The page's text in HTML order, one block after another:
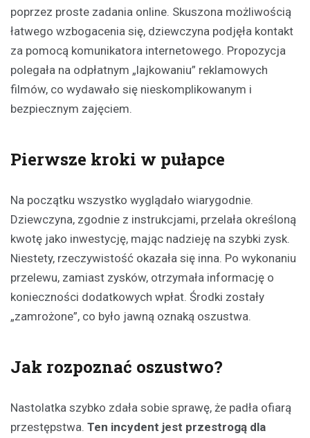
poprzez proste zadania online. Skuszona możliwością
łatwego wzbogacenia się, dziewczyna podjęła kontakt
za pomocą komunikatora internetowego. Propozycja
polegała na odpłatnym „lajkowaniu” reklamowych
filmów, co wydawało się nieskomplikowanym i
bezpiecznym zajęciem.
Pierwsze kroki w pułapce
Na początku wszystko wyglądało wiarygodnie.
Dziewczyna, zgodnie z instrukcjami, przelała określoną
kwotę jako inwestycję, mając nadzieję na szybki zysk.
Niestety, rzeczywistość okazała się inna. Po wykonaniu
przelewu, zamiast zysków, otrzymała informację o
konieczności dodatkowych wpłat. Środki zostały
„zamrożone”, co było jawną oznaką oszustwa.
Jak rozpoznać oszustwo?
Nastolatka szybko zdała sobie sprawę, że padła ofiarą
przestępstwa. Ten incydent jest przestrogą dla